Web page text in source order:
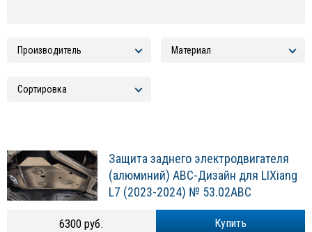
Защита заднего электродвигателя
(алюминий) АВС-Дизайн для LIXiang
L7 (2023-2024) № 53.02ABC
Купить
6300 руб.